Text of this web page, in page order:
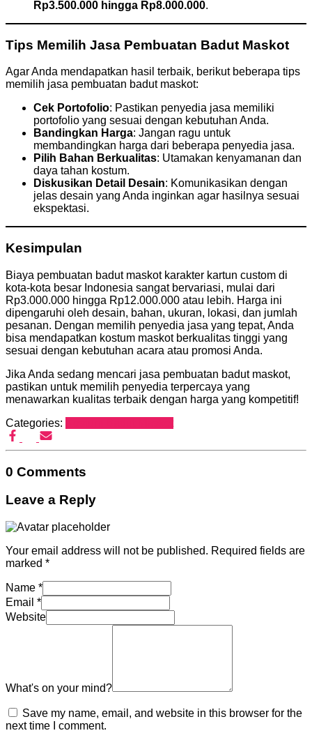
Rp3.500.000 hingga Rp8.000.000.
Tips Memilih Jasa Pembuatan Badut Maskot
Agar Anda mendapatkan hasil terbaik, berikut beberapa tips
memilih jasa pembuatan badut maskot:
Cek Portofolio: Pastikan penyedia jasa memiliki
portofolio yang sesuai dengan kebutuhan Anda.
Bandingkan Harga: Jangan ragu untuk
membandingkan harga dari beberapa penyedia jasa.
Pilih Bahan Berkualitas: Utamakan kenyamanan dan
daya tahan kostum.
Diskusikan Detail Desain: Komunikasikan dengan
jelas desain yang Anda inginkan agar hasilnya sesuai
ekspektasi.
Kesimpulan
Biaya pembuatan badut maskot karakter kartun custom di
kota-kota besar Indonesia sangat bervariasi, mulai dari
Rp3.000.000 hingga Rp12.000.000 atau lebih. Harga ini
dipengaruhi oleh desain, bahan, ukuran, lokasi, dan jumlah
pesanan. Dengan memilih penyedia jasa yang tepat, Anda
bisa mendapatkan kostum maskot berkualitas tinggi yang
sesuai dengan kebutuhan acara atau promosi Anda.
Jika Anda sedang mencari jasa pembuatan badut maskot,
pastikan untuk memilih penyedia terpercaya yang
menawarkan kualitas terbaik dengan harga yang kompetitif!
Categories:
0 Comments
Leave a Reply
Your email address will not be published. Required fields are
marked *
Name *
Email *
Website
What's on your mind?
Save my name, email, and website in this browser for the
next time I comment.